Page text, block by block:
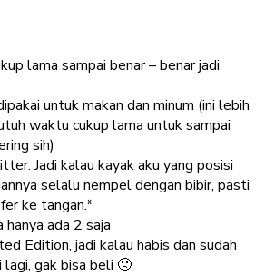
lama sampai benar – benar jadi
untuk makan dan minum (ini lebih
waktu cukup lama untuk sampai
sih)
Jadi kalau kayak aku yang posisi
selalu nempel dengan bibir, pasti
ke tangan.*
hanya ada 2 saja
Edition, jadi kalau habis dan sudah
gak bisa beli 🙁